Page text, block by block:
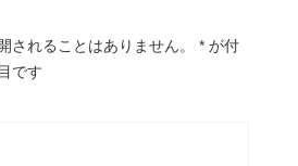
されることはありません。 * が付
です